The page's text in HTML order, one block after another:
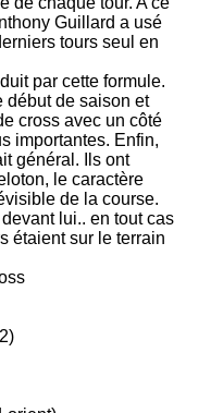
Guillard a usé
tours seul en
par cette formule.
début de saison et
cross avec un côté
importantes. Enfin,
général. Ils ont
le caractère
de la course.
lui.. en tout cas
étaient sur le terrain